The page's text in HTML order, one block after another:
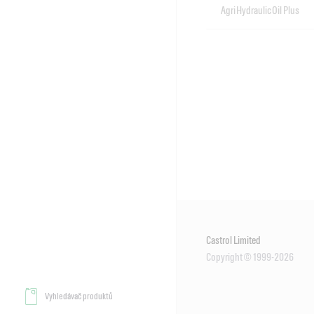
Vyhledávač produktů
Agri Hydraulic Oil Plus
Castrol Limited
Copyright © 1999-2026